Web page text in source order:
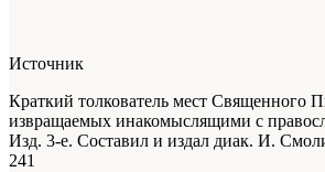
Источник
Краткий толкователь мест Священного
извращаемых инакомыслящими с
Изд. 3-е. Составил и издал диак. И.
241